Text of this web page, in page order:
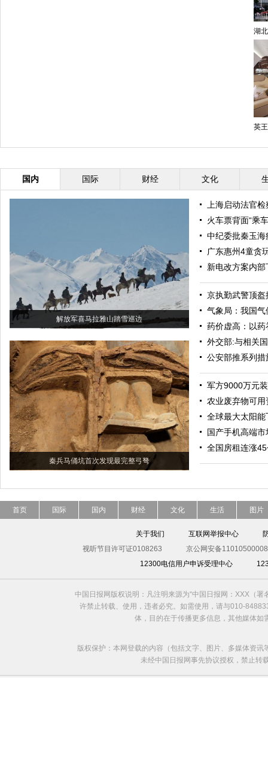
湖
英
国内 国际 财经 文化
解放军喜马拉雅山踏雪巡边
秦兵马俑坑首次发现最完整弓弩
上海启动法官
火车票背面“乘
中纪委批秦玉海
广东惠州4童贪
新电改方案内
京执勤武警顶
气象局：我国
药价虚高：以
外交部:与相关
公安部推系列
军方9000万元
农业废弃物可
全球最大太阳
国产手机高端市
全国房租连涨
首页 国际 国内 财经 文化 生活 图片
关于我们 互联网举报中心
视听节目许可证0108263
京公网安备
12300电信用户申诉受理中心
中国日报网版权说明：凡注明来源为“中国日报网：XXX（
许禁止转载、使用，违者必究。如需使用，请与010-
体，目的在于传播更多信息，其他媒体
版权保护：本网登载的内容（包括文字、图片、多媒体资
未经中国日报网事先协议授权，禁止转